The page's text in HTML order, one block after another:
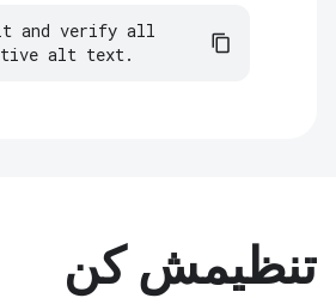
and verify all
alt text.
تنظیمش کن